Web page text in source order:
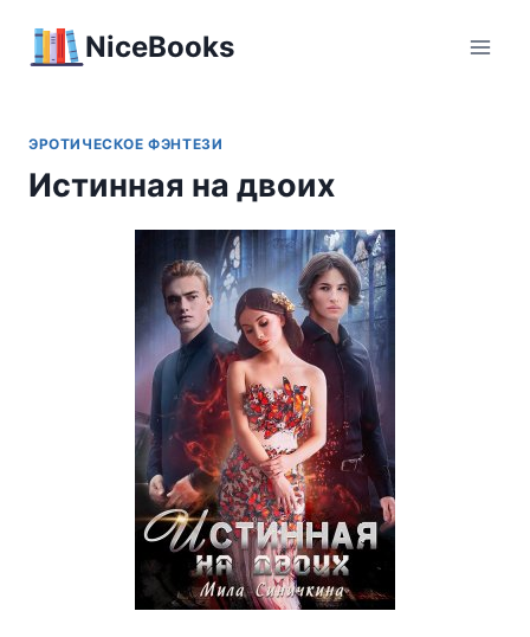
NiceBooks
ЭРОТИЧЕСКОЕ ФЭНТЕЗИ
Истинная на двоих